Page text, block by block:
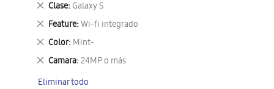
Clase Galaxy S
Eliminar
este
artículo
Feature Wi-fi integrado
Eliminar
este
artículo
Color Mint-
Eliminar
este
artículo
Camara 24MP o más
Eliminar
artículo
Eliminar todo